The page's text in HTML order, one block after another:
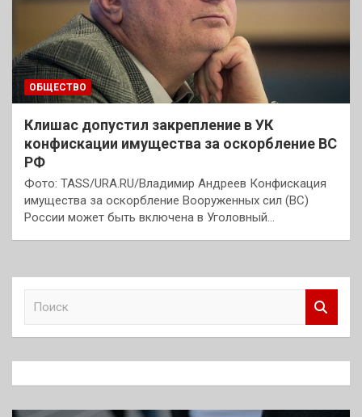
ОБЩЕСТВО
Клишас допустил закрепление в УК
конфискации имущества за оскорбление ВС
РФ
Фото: TASS/URA.RU/Владимир Андреев Конфискация
имущества за оскорбление Вооруженных сил (ВС)
России может быть включена в Уголовный…
к